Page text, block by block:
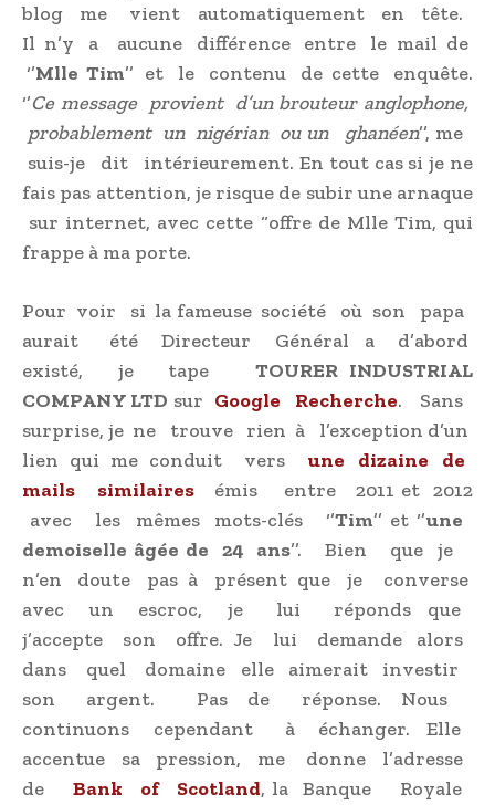
blog me vient automatiquement en tête.
Il n’y a aucune différence entre le mail de
‘’Mlle Tim’’ et le contenu de cette enquête.
‘’Ce message provient d’un brouteur anglophone,
probablement un nigérian ou un ghanéen’’, me
suis-je dit intérieurement. En tout cas si je ne
fais pas attention, je risque de subir une arnaque
sur internet, avec cette “offre de Mlle Tim, qui
frappe à ma porte.
Pour voir si la fameuse société où son papa
aurait été Directeur Général a d’abord
existé, je tapeTOURER INDUSTRIAL
COMPANY LTD sur Google Recherche. Sans
surprise, je ne trouve rien à l’exception d’un
lien qui me conduit vers une dizaine de
mails similaires émis entre 2011 et 2012
avec les mêmes mots-clés ‘’Tim’’ et ‘’une
demoiselle âgée de 24 ans’’. Bien que je
n’en doute pas à présent que je converse
avec un escroc, je lui réponds que
j’accepte son offre. Je lui demande alors
dans quel domaine elle aimerait investir
son argent. Pas de réponse. Nous
continuons cependant à échanger. Elle
accentue sa pression, me donne l’adresse
de Bank of Scotland, la Banque Royale